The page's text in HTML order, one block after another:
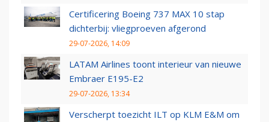
Certificering Boeing 737 MAX 10 stap
dichterbij: vliegproeven afgerond
29-07-2026, 14:09
LATAM Airlines toont interieur van nieuwe
Embraer E195-E2
29-07-2026, 13:34
Verscherpt toezicht ILT op KLM E&M om